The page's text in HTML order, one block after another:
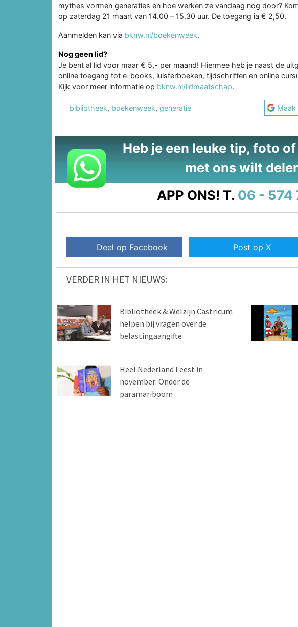
mythes vormen generaties en hoe werken ze vandaag nog door?
op zaterdag 21 maart van 14.00 – 15.30 uur. De toegang ia € 2,50.
Aanmelden kan via bknw.nl/boekenweek.
Nog geen lid?
Je bent al lid voor maar € 5,- per maand! Hiermee heb je naast de
online toegang tot e-books, luisterboeken, tijdschriften en online
Kijk voor meer informatie op bknw.nl/lidmaatschap.
bibliotheek, boekenweek, generatie Maak
Heb je een leuke tip, foto
met ons wilt
APP ONS! T. 06 - 574
Deel op Facebook Post op X
VERDER IN HET NIEUWS:
Bibliotheek & Welzijn Castricum
helpen bij vragen over de
belastingaangifte
Heel Nederland Leest in
november: Onder de
paramariboom